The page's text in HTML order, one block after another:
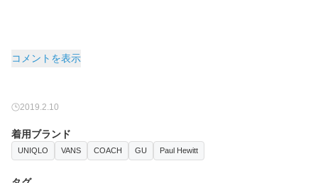
コメントを表示
2019.2.10
着用ブランド
UNIQLO VANS COACH GU Paul Hewitt